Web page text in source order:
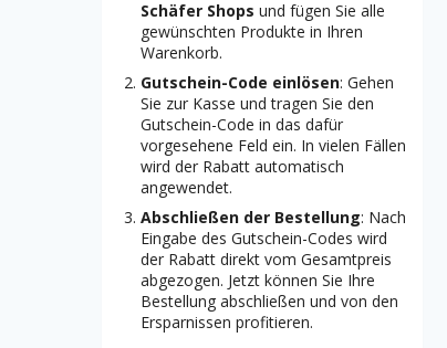
Schäfer Shops und fügen Sie alle
gewünschten Produkte in Ihren
Warenkorb.
Gutschein-Code einlösen: Gehen
Sie zur Kasse und tragen Sie den
Gutschein-Code in das dafür
vorgesehene Feld ein. In vielen Fällen
wird der Rabatt automatisch
angewendet.
Abschließen der Bestellung: Nach
Eingabe des Gutschein-Codes wird
der Rabatt direkt vom Gesamtpreis
abgezogen. Jetzt können Sie Ihre
Bestellung abschließen und von den
Ersparnissen profitieren.